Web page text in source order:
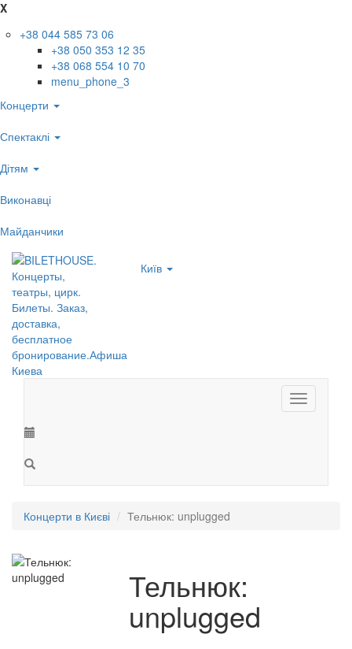
X
+38 044 585 73 06
+38 050 353 12 35
+38 068 554 10 70
menu_phone_3
Концерти
Спектаклі
Дітям
Виконавці
Майданчики
Київ
Toggle
navigation
Концерти в Києві Тельнюк: unplugged
Тельнюк:
unplugged